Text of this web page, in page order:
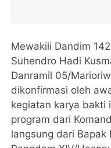
Mewakili Dandim
Suhendro Hadi
Danramil 05/
dikonfirmasi oleh
kegiatan karya bakti
program dari
langsung dari Bapak